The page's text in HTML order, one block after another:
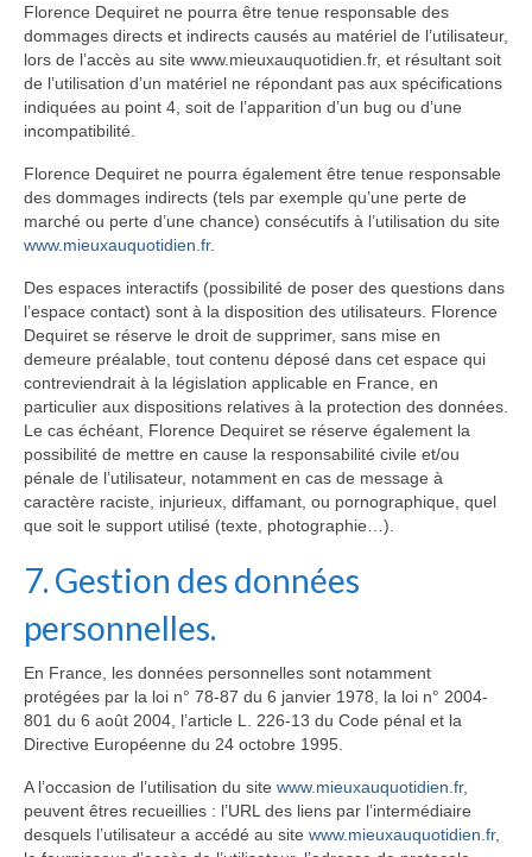
Florence Dequiret ne pourra être tenue responsable des
dommages directs et indirects causés au matériel de l’utilisateur,
lors de l’accès au site www.mieuxauquotidien.fr, et résultant soit
de l’utilisation d’un matériel ne répondant pas aux spécifications
indiquées au point 4, soit de l’apparition d’un bug ou d’une
incompatibilité.
Florence Dequiret ne pourra également être tenue responsable
des dommages indirects (tels par exemple qu’une perte de
marché ou perte d’une chance) consécutifs à l’utilisation du site
www.mieuxauquotidien.fr.
Des espaces interactifs (possibilité de poser des questions dans
l’espace contact) sont à la disposition des utilisateurs. Florence
Dequiret se réserve le droit de supprimer, sans mise en
demeure préalable, tout contenu déposé dans cet espace qui
contreviendrait à la législation applicable en France, en
particulier aux dispositions relatives à la protection des données.
Le cas échéant, Florence Dequiret se réserve également la
possibilité de mettre en cause la responsabilité civile et/ou
pénale de l’utilisateur, notamment en cas de message à
caractère raciste, injurieux, diffamant, ou pornographique, quel
que soit le support utilisé (texte, photographie…).
7. Gestion des données
personnelles.
En France, les données personnelles sont notamment
protégées par la loi n° 78-87 du 6 janvier 1978, la loi n° 2004-
801 du 6 août 2004, l’article L. 226-13 du Code pénal et la
Directive Européenne du 24 octobre 1995.
A l’occasion de l’utilisation du site www.mieuxauquotidien.fr,
peuvent êtres recueillies : l’URL des liens par l’intermédiaire
desquels l’utilisateur a accédé au site www.mieuxauquotidien.fr,